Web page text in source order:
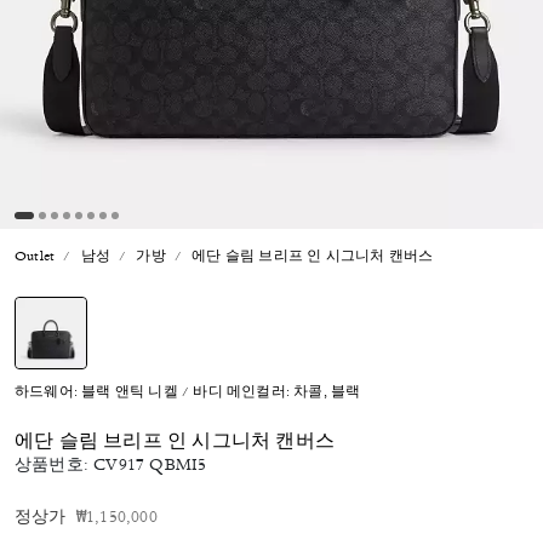
Outlet 남성 가방 에단 슬림 브리프 인 시그니처 캔버스
하드웨어: 블랙 앤틱 니켈 / 바디 메인컬러: 차콜, 블랙
에단 슬림 브리프 인 시그니처 캔버스
상품번호:CV917 QBMI5
정상가 가격 인하 전
₩1,150,000인하됨